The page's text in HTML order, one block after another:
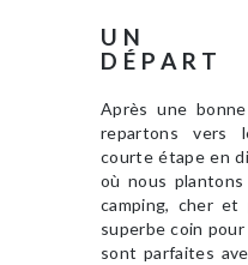
UN
DÉPART
Après une
repartons vers
courte étape en
où nous
camping, cher et
superbe coin
sont parfaites